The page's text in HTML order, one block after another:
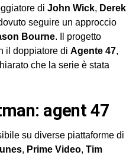
di John Wick, Derek
seguire un approccio
Bourne. Il progetto
il doppiatore di Agente 47,
che la serie è stata
agent 47
su diverse piattaforme di
, Prime Video, Tim